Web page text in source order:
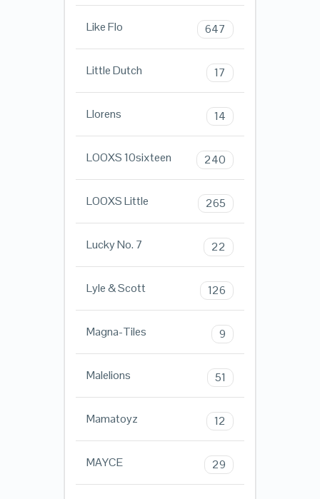
Like Flo 647
Little Dutch 17
Llorens 14
LOOXS 10sixteen 240
LOOXS Little 265
Lucky No. 7 22
Lyle & Scott 126
Magna-Tiles 9
Malelions 51
Mamatoyz 12
MAYCE 29